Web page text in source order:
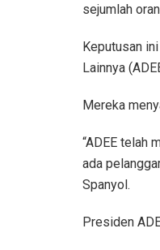
sejumlah
Keputusan
Lainnya
Mereka
“ADEE telah
ada
Spanyol.
Presiden